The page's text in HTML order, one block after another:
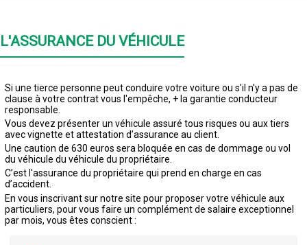
L'ASSURANCE DU VÉHICULE
Si une tierce personne peut conduire votre voiture ou s'il n'y a pas de
clause à votre contrat vous l'empêche, + la garantie conducteur
responsable.
Vous devez présenter un véhicule assuré tous risques ou aux tiers
avec vignette et attestation d’assurance au client.
Une caution de 630 euros sera bloquée en cas de dommage ou vol
du véhicule du véhicule du propriétaire.
C’est l'assurance du propriétaire qui prend en charge en cas
d’accident.
En vous inscrivant sur notre site pour proposer votre véhicule aux
particuliers, pour vous faire un complément de salaire exceptionnel
par mois, vous êtes conscient :